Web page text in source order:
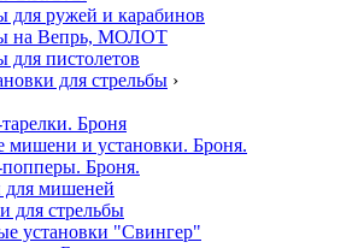
для ружей и карабинов
на Вепрь, МОЛОТ
для пистолетов
для стрельбы ›
Броня
мишени и установки. Броня.
Броня.
для мишеней
для стрельбы
установки "Свингер"